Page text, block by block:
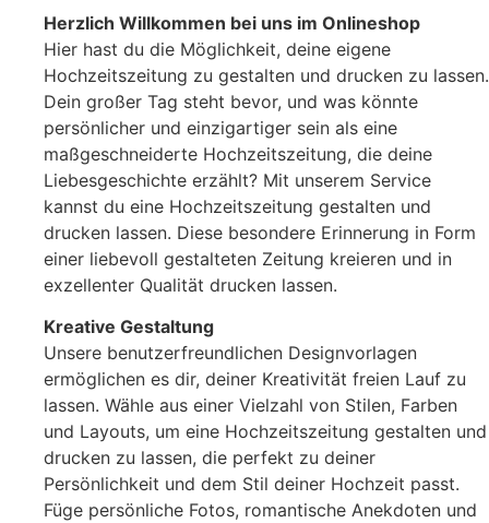
Herzlich Willkommen bei uns im Onlineshop
Hier hast du die Möglichkeit, deine eigene
Hochzeitszeitung zu gestalten und drucken zu lassen.
Dein großer Tag steht bevor, und was könnte
persönlicher und einzigartiger sein als eine
maßgeschneiderte Hochzeitszeitung, die deine
Liebesgeschichte erzählt? Mit unserem Service
kannst du eine Hochzeitszeitung gestalten und
drucken lassen. Diese besondere Erinnerung in Form
einer liebevoll gestalteten Zeitung kreieren und in
exzellenter Qualität drucken lassen.
Kreative Gestaltung
Unsere benutzerfreundlichen Designvorlagen
ermöglichen es dir, deiner Kreativität freien Lauf zu
lassen. Wähle aus einer Vielzahl von Stilen, Farben
und Layouts, um eine Hochzeitszeitung gestalten und
drucken zu lassen, die perfekt zu deiner
Persönlichkeit und dem Stil deiner Hochzeit passt.
Füge persönliche Fotos, romantische Anekdoten und